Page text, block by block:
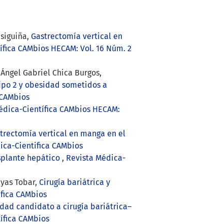
Gastrectomía vertical en
CAMbios HECAM: Vol. 16 Núm. 2
Gabriel Chica Burgos,
2 y obesidad sometidos a
Científica CAMbios HECAM:
vertical en manga en el
Cientifica CAMbios
hepático , Revista Médica-
Tobar, Cirugía bariátrica y
CAMbios
candidato a cirugía bariátrica–
CAMbios